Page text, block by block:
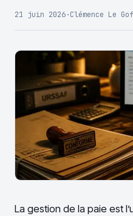
21 juin 2026·Clémence Le
La gestion de la paie est